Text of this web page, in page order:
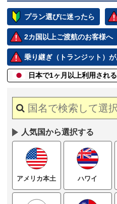
プラン選びに迷ったら
2カ国以上ご渡航のお客様へ
乗り継ぎ（トランジット）
日本で1ヶ月以上利用され
人気国から選択する
アメリカ本土 ハワイ